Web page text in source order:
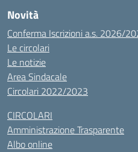
Novità
Conferma Iscrizioni a.s. 2026/
Le circolari
Le notizie
Area Sindacale
Circolari 2022/2023
CIRCOLARI
Amministrazione Trasparente
Albo online